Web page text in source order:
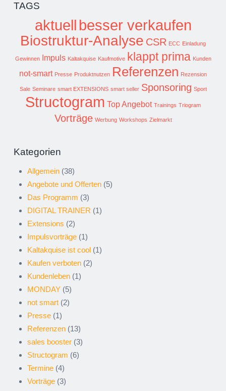
TAGS
aktuell besser verkaufen
Biostruktur-Analyse CSR ECC Einladung
Gewinnen Impuls Kaltakquise Kaufmotive klappt prima Kunden
not-smart Presse Produktnutzen Referenzen Rezension
Sale Seminare smart EXTENSIONS smart seller Sponsoring Sport
Structogram Top Angebot Trainings Triogram
Vorträge Werbung Workshops Zielmarkt
Kategorien
Allgemein (38)
Angebote und Offerten (5)
Das Programm (3)
DIGITAL TRAINER (1)
Extensions (2)
Impulsvorträge (1)
Kaltakquise ist cool (1)
Kaufen verboten (2)
Kundenleben (1)
MONDAY (5)
not smart (2)
Presse (1)
Referenzen (13)
sales booster (3)
Structogram (6)
Termine (4)
Vorträge (3)